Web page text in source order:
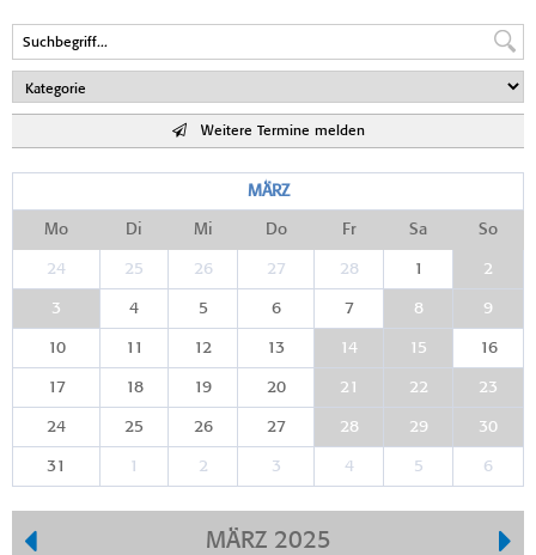
Weitere Termine melden
MÄRZ
Mo Di Mi Do Fr Sa So
24 25 26 27 28 1 2
3 4 5 6 7 8 9
10 11 12 13 14 15 16
17 18 19 20 21 22 23
24 25 26 27 28 29 30
31 1 2 3 4 5 6
MÄRZ 2025